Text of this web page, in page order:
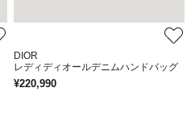
DIOR
レディディオールデニムハンドバッグ
¥220,990